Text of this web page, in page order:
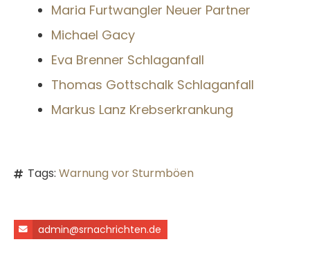
Maria Furtwangler Neuer Partner
Michael Gacy
Eva Brenner Schlaganfall
Thomas Gottschalk Schlaganfall
Markus Lanz Krebserkrankung
Tags: Warnung vor Sturmböen
admin@srnachrichten.de